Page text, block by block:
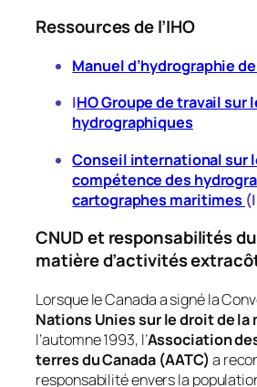
Ressources de l’IHO
Manuel d’hydrographie de
IHO Groupe de travail sur
hydrographiques
Conseil international sur
compétence des
cartographes maritimes
CNUD et responsabilités
matière d’activités
Lorsque le Canada a signé la
Nations Unies sur le droit de la
l’automne 1993, l’Association
terres du Canada (AATC) a
responsabilité envers la